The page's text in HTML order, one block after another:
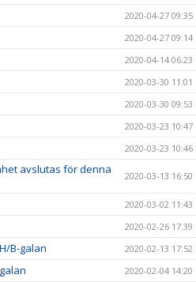
2020-04-27 09:35
2020-04-27 09:14
2020-04-14 06:23
2020-03-30 11:01
2020-03-30 09:53
2020-03-23 10:47
2020-03-23 10:46
avslutas för denna
2020-03-13 16:50
2020-03-02 11:43
2020-02-26 17:39
B-galan 2020-02-13 17:52
2020-02-04 14:20